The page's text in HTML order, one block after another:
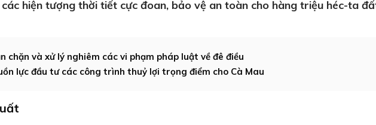
hiện tượng thời tiết cực đoan, bảo vệ an toàn cho hàng triệu héc-ta
chặn và xử lý nghiêm các vi phạm pháp luật về đê điều
lực đầu tư các công trình thuỷ lợi trọng điểm cho Cà Mau